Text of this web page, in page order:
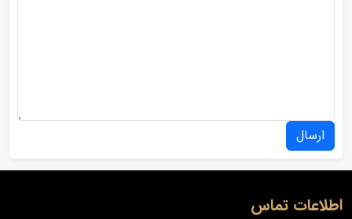
ارسال
اطلاعات تماس